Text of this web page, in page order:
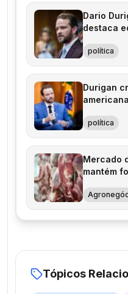
Dario
destaca
política
Durigan
política
Mercado
mantém
Tópicos